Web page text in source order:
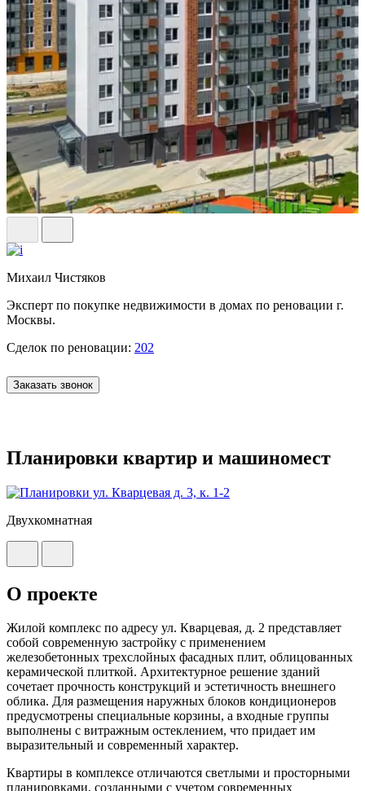
Михаил Чистяков
Эксперт по покупке недвижимости в домах по реновации г.
Москвы.
Сделок по реновации: 202
Заказать звонок
Планировки квартир и машиномест
Двухкомнатная
О проекте
Жилой комплекс по адресу ул. Кварцевая, д. 2 представляет
собой современную застройку с применением
железобетонных трехслойных фасадных плит, облицованных
керамической плиткой. Архитектурное решение зданий
сочетает прочность конструкций и эстетичность внешнего
облика. Для размещения наружных блоков кондиционеров
предусмотрены специальные корзины, а входные группы
выполнены с витражным остеклением, что придает им
выразительный и современный характер.
Квартиры в комплексе отличаются светлыми и просторными
планировками, созданными с учетом современных